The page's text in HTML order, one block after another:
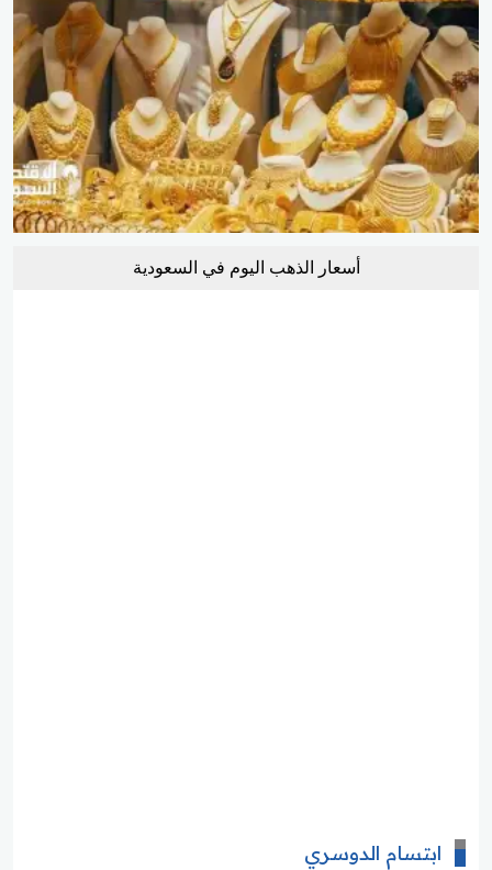
أسعار الذهب اليوم في السعودية
ابتسام الدوسري